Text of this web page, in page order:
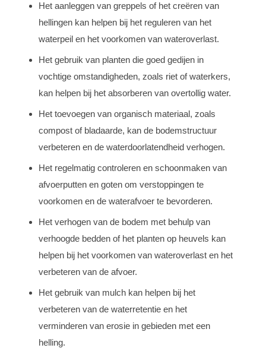
Het aanleggen van greppels of het creëren van
hellingen kan helpen bij het reguleren van het
waterpeil en het voorkomen van wateroverlast.
Het gebruik van planten die goed gedijen in
vochtige omstandigheden, zoals riet of waterkers,
kan helpen bij het absorberen van overtollig water.
Het toevoegen van organisch materiaal, zoals
compost of bladaarde, kan de bodemstructuur
verbeteren en de waterdoorlatendheid verhogen.
Het regelmatig controleren en schoonmaken van
afvoerputten en goten om verstoppingen te
voorkomen en de waterafvoer te bevorderen.
Het verhogen van de bodem met behulp van
verhoogde bedden of het planten op heuvels kan
helpen bij het voorkomen van wateroverlast en het
verbeteren van de afvoer.
Het gebruik van mulch kan helpen bij het
verbeteren van de waterretentie en het
verminderen van erosie in gebieden met een
helling.